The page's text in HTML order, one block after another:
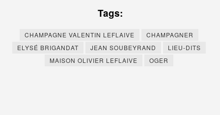
Tags:
CHAMPAGNE VALENTIN LEFLAIVE
CHAMPAGNER
ELYSÉ BRIGANDAT
JEAN SOUBEYRAND
LIEU-DITS
MAISON OLIVIER LEFLAIVE
OGER